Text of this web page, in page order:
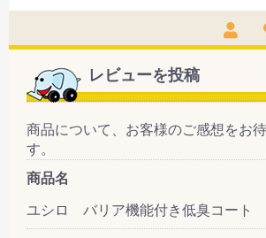
レビューを投稿
商品について、お客様のご感想をお
す。
商品名
ユシロ バリア機能付き低臭コート